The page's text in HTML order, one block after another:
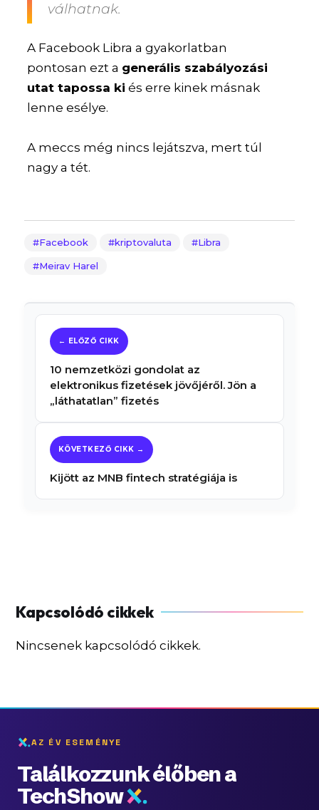
válhatnak.
A Facebook Libra a gyakorlatban
pontosan ezt a generális szabályozási
utat tapossa ki és erre kinek másnak
lenne esélye.
A meccs még nincs lejátszva, mert túl
nagy a tét.
Facebook kriptovaluta Libra
Meirav Harel
10 nemzetközi gondolat az
elektronikus fizetések jövőjéről. Jön a
„láthatatlan” fizetés
Kijött az MNB fintech stratégiája is
Nincsenek kapcsolódó cikkek.
AZ ÉV ESEMÉNYE
Találkozzunk élőben a
TechShow